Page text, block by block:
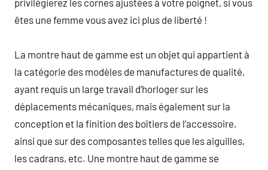
êtes une femme vous avez ici plus de liberté !
La montre haut de gamme est un objet qui appartient à
la catégorie des modèles de manufactures de qualité,
ayant requis un large travail d’horloger sur les
déplacements mécaniques, mais également sur la
conception et la finition des boîtiers de l’accessoire,
ainsi que sur des composantes telles que les aiguilles,
les cadrans, etc. Une montre haut de gamme se